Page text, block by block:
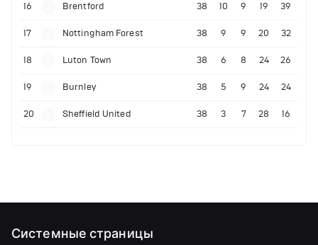
16 Brentford 38 10 9 19 39
17 Nottingham Forest 38 9 9 20 32
18 Luton Town 38 6 8 24 26
19 Burnley 38 5 9 24 24
20 Sheffield United 38 3 7 28 16
Системные страницы